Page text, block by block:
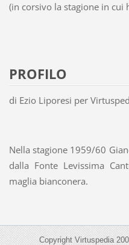
(in corsivo la stagione in cui
PROFILO
di Ezio Liporesi per
Nella stagione 1959/60
dalla Fonte Levissima
maglia bianconera.
Copyright Virtuspedia